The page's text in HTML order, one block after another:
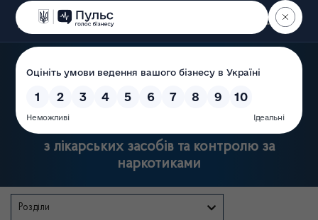
Пошук
Державна служба України
з лікарських засобів та контролю за
наркотиками
Розділи